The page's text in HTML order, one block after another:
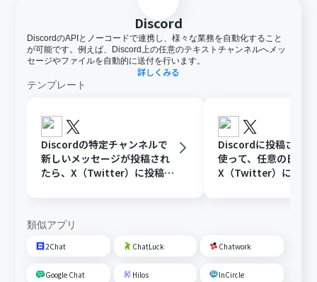
Discord
DiscordのAPIとノーコードで連携し、様々な業務を自動化すること
が可能です。例えば、Discord上の任意のテキストチャンネルへメッ
セージやファイルを自動的に送付を行います。
詳しくみる
テンプレート
Discordの特定チャンネルで
新しいメッセージが投稿され
たら、X（Twitter）に投稿す
Discordに投稿され
使って、任意の日時に
X（Twitter）に投稿
類似アプリ
2Chat ChatLuck Chatwork
Google Chat Hilos InCircle